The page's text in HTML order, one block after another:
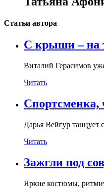
Статьи автора
С крыши – на
Виталий Герасимов
Читать
Спортсменка,
Дарья Вейгур танцует
Читать
Зажгли под
Яркие костюмы,